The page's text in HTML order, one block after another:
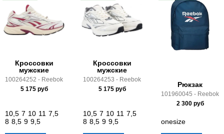
Кроссовки
мужские
100264252 - Reebok
5 175руб
10,5 7 10 11 7,5
8 8,5 9 9,5
Кроссовки
мужские
100264253 - Reebok
5 175руб
10,5 7 10 11 7,5
8 8,5 9 9,5
Рюкзак
101960045 - Reebok
2 300руб
onesize